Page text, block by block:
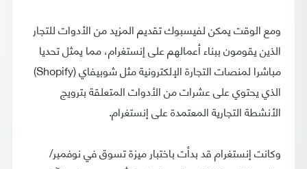
ومع الوقت يمكن لفيسبوك تقديم المزيد من الأدوات للتجار
الذين يقومون ببناء أعمالهم على إنستغرام، مما يمثل تحديا
مباشرا لمنصات التجارة الإلكترونية مثل شوبيفاي (Shopify)
الذي يحتوي على عشرات من الأدوات المتعلقة بترويج
الأنشطة التجارية المعتمدة على إنستغرام.
وكانت إنستغرام قد بدأت باختبار ميزة تسوق في نوفمبر/